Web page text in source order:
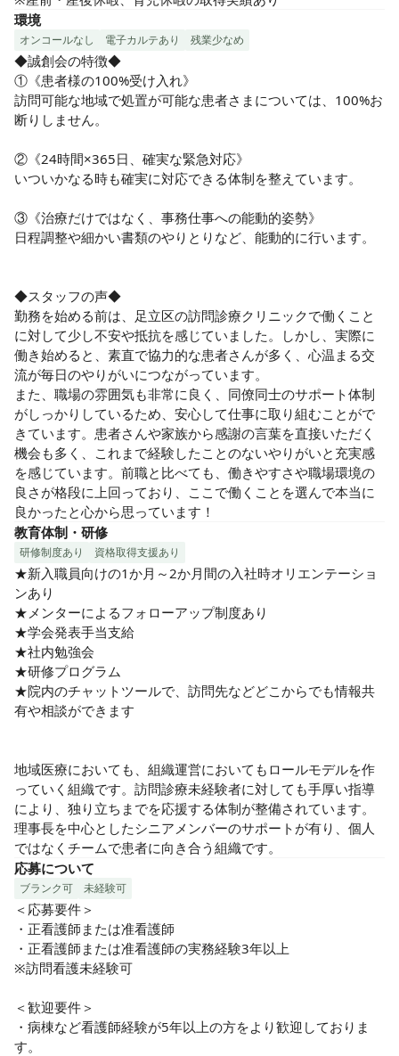
環境
オンコールなし 電子カルテあり 残業少なめ
◆誠創会の特徴◆
①《患者様の100%受け入れ》
訪問可能な地域で処置が可能な患者さまについては、100%お
断りしません。
②《24時間×365日、確実な緊急対応》
いついかなる時も確実に対応できる体制を整えています。
③《治療だけではなく、事務仕事への能動的姿勢》
日程調整や細かい書類のやりとりなど、能動的に行います。
◆スタッフの声◆
勤務を始める前は、足立区の訪問診療クリニックで働くこと
に対して少し不安や抵抗を感じていました。しかし、実際に
働き始めると、素直で協力的な患者さんが多く、心温まる交
流が毎日のやりがいにつながっています。
また、職場の雰囲気も非常に良く、同僚同士のサポート体制
がしっかりしているため、安心して仕事に取り組むことがで
きています。患者さんや家族から感謝の言葉を直接いただく
機会も多く、これまで経験したことのないやりがいと充実感
を感じています。前職と比べても、働きやすさや職場環境の
良さが格段に上回っており、ここで働くことを選んで本当に
良かったと心から思っています！
教育体制・研修
研修制度あり 資格取得支援あり
★新入職員向けの1か月～2か月間の入社時オリエンテーショ
ンあり
★メンターによるフォローアップ制度あり
★学会発表手当支給
★社内勉強会
★研修プログラム
★院内のチャットツールで、訪問先などどこからでも情報共
有や相談ができます
地域医療においても、組織運営においてもロールモデルを作
っていく組織です。訪問診療未経験者に対しても手厚い指導
により、独り立ちまでを応援する体制が整備されています。
理事長を中心としたシニアメンバーのサポートが有り、個人
ではなくチームで患者に向き合う組織です。
応募について
ブランク可 未経験可
＜応募要件＞
・正看護師または准看護師
・正看護師または准看護師の実務経験3年以上
※訪問看護未経験可
＜歓迎要件＞
・病棟など看護師経験が5年以上の方をより歓迎しておりま
す。